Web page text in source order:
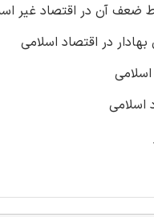
ضعف آن در اقتصاد غیر
در اقتصاد اسلامی
اسلامی